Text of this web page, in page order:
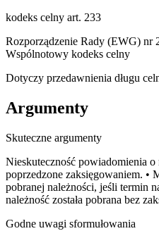
kodeks celny art. 233
Rozporządzenie Rady (EWG) nr
Wspólnotowy kodeks celny
Dotyczy przedawnienia długu
Argumenty
Skuteczne argumenty
Nieskuteczność powiadomienia o
poprzedzone zaksięgowaniem. •
pobranej należności, jeśli termin
należność została pobrana bez
Godne uwagi sformułowania